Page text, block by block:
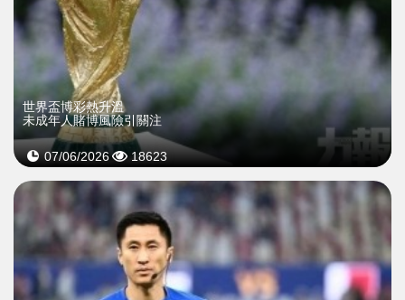
世界盃博彩熱升溫
未成年人賭博風險引關注
07/06/2026 18623